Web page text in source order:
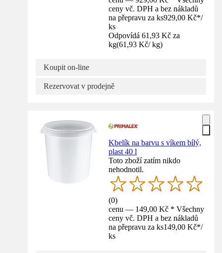
ceny vč. DPH a bez nákladů
na přepravu za ks929,00 Kč*/
ks
Odpovídá 61,93 Kč za
kg(61,93 Kč/ kg)
Koupit on-line
Rezervovat v prodejně
Kbelík na barvu s víkem bílý,
plast 40 l
Toto zboží zatím nikdo
nehodnotil.
(0)
cenu — 149,00 Kč * Všechny
ceny vč. DPH a bez nákladů
na přepravu za ks149,00 Kč*/
ks